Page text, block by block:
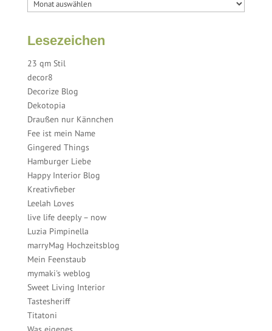
Lesezeichen
23 qm Stil
decor8
Decorize Blog
Dekotopia
Draußen nur Kännchen
Fee ist mein Name
Gingered Things
Hamburger Liebe
Happy Interior Blog
Kreativfieber
Leelah Loves
live life deeply – now
Luzia Pimpinella
marryMag Hochzeitsblog
Mein Feenstaub
mymaki's weblog
Sweet Living Interior
Tastesheriff
Titatoni